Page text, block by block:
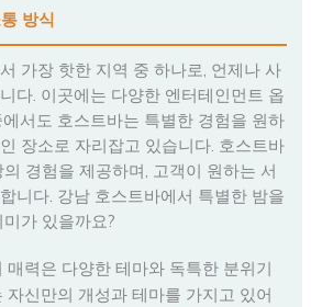
방식
가장 핫한 지역 중 하나로, 언제나 사
다. 이곳에는 다양한 엔터테인먼트 옵
서도 호스트바는 특별한 경험을 원하
장소로 자리잡고 있습니다. 호스트바
경험을 제공하며, 고객이 원하는 서
니다. 강남 호스트바에서 특별한 밤을
가 있을까요?
매력은 다양한 테마와 독특한 분위기
자신만의 개성과 테마를 가지고 있어